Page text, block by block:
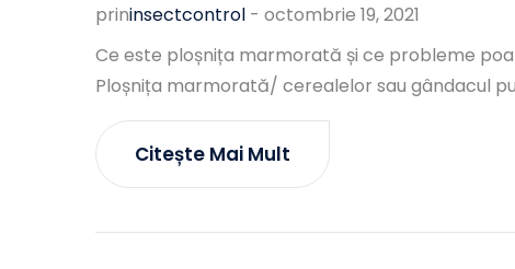
prinInsectcontrol - octombrie 19, 2021
Ce este ploșnița marmorată și ce probleme
Ploșnița marmorată/ cerealelor sau gândacul
Citește Mai Mult